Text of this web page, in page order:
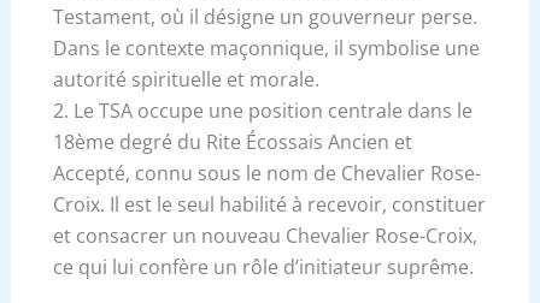
Testament, où il désigne un gouverneur perse.
Dans le contexte maçonnique, il symbolise une
autorité spirituelle et morale.
2. Le TSA occupe une position centrale dans le
18ème degré du Rite Écossais Ancien et
Accepté, connu sous le nom de Chevalier Rose-
Croix. Il est le seul habilité à recevoir, constituer
et consacrer un nouveau Chevalier Rose-Croix,
ce qui lui confère un rôle d’initiateur suprême.